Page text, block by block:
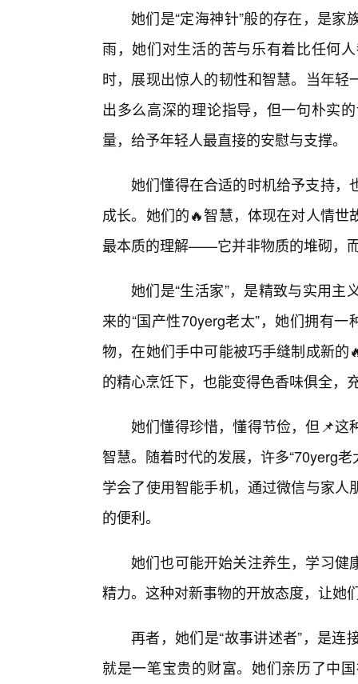
她们是“定海神针”般的存在，是
雨，她们对生活的苦与乐有着比任何
时，展现出惊人的韧性和智慧。当年
出多么高深的理论指导，但一句朴实
量，给予年轻人最直接的安慰与支撑。
她们懂得在合适的时机给予支持，
成长。她们的🔥智慧，体现在对人情
最本质的理解——它并非物质的堆砌，
她们是“生活家”，是精致与实用
来的“国产性70yerg老太”，她们拥有
物，在她们手中可能被巧手缝制成新
的精心烹饪下，也能变得色香味俱全，
她们懂得珍惜，懂得节俭，但📌这
智慧。随着时代的发展，许多“70yerg
学会了使用智能手机，通过微信与家
的便利。
她们也可能开始关注养生，学习健
精力。这种对新事物的开放态度，让她
再者，她们是“故事讲述者”，是
就是一笔宝贵的财富。她们亲历了中